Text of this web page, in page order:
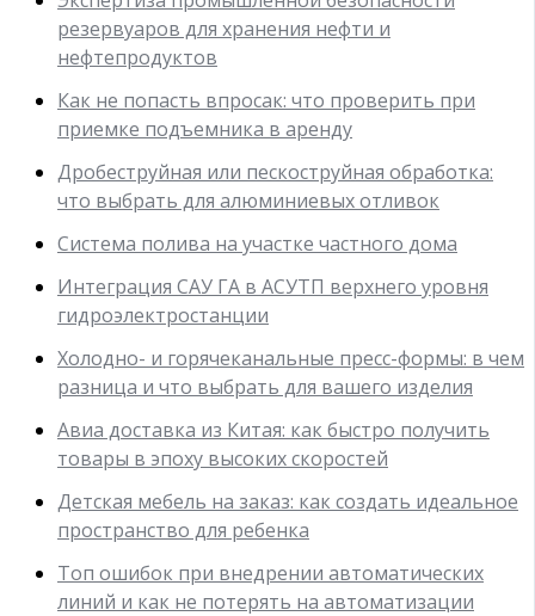
резервуаров для хранения нефти и
нефтепродуктов
Как не попасть впросак: что проверить при
приемке подъемника в аренду
Дробеструйная или пескоструйная обработка:
что выбрать для алюминиевых отливок
Система полива на участке частного дома
Интеграция САУ ГА в АСУТП верхнего уровня
гидроэлектростанции
Холодно- и горячеканальные пресс-формы: в чем
разница и что выбрать для вашего изделия
Авиа доставка из Китая: как быстро получить
товары в эпоху высоких скоростей
Детская мебель на заказ: как создать идеальное
пространство для ребенка
Топ ошибок при внедрении автоматических
линий и как не потерять на автоматизации